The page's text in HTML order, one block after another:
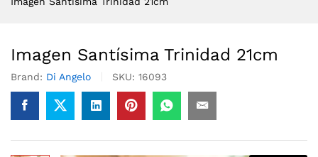
Imagen Santísima Trinidad 21cm
Brand: Di Angelo SKU: 16093